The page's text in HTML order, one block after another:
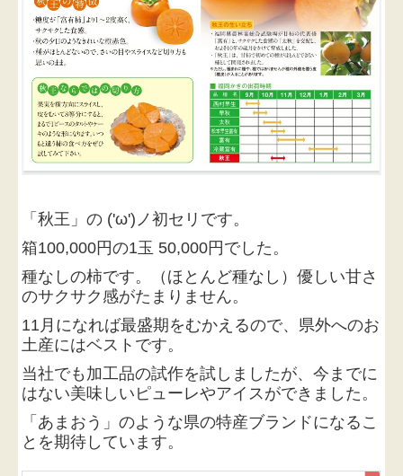
「秋王」の ('ω')ノ初セリです。
箱100,000円の1玉 50,000円でした。
種なしの柿です。（ほとんど種なし）優しい甘さ
のサクサク感がたまりません。
11月になれば最盛期をむかえるので、県外へのお
土産にはベストです。
当社でも加工品の試作を試しましたが、今までに
はない美味しいピューレやアイスができました。
「あまおう」のような県の特産ブランドになるこ
とを期待しています。